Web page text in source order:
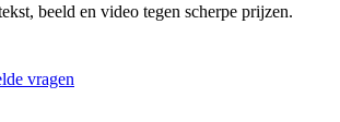
beeld en video tegen scherpe prijzen.
vragen